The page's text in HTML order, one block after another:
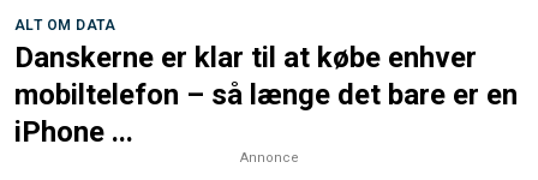
ALT OM DATA
Danskerne er klar til at købe enhver
mobiltelefon – så længe det bare er en
iPhone ...
Annonce